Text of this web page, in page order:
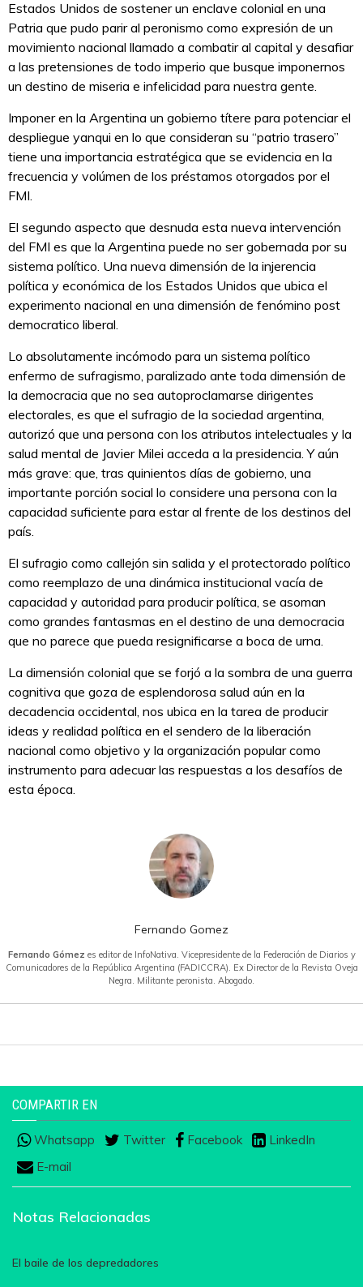
Estados Unidos de sostener un enclave colonial en una
Patria que pudo parir al peronismo como expresión de un
movimiento nacional llamado a combatir al capital y desafiar
a las pretensiones de todo imperio que busque imponernos
un destino de miseria e infelicidad para nuestra gente.
Imponer en la Argentina un gobierno títere para potenciar el
despliegue yanqui en lo que consideran su “patrio trasero”
tiene una importancia estratégica que se evidencia en la
frecuencia y volúmen de los préstamos otorgados por el
FMI.
El segundo aspecto que desnuda esta nueva intervención
del FMI es que la Argentina puede no ser gobernada por su
sistema político. Una nueva dimensión de la injerencia
política y económica de los Estados Unidos que ubica el
experimento nacional en una dimensión de fenómino post
democratico liberal.
Lo absolutamente incómodo para un sistema político
enfermo de sufragismo, paralizado ante toda dimensión de
la democracia que no sea autoproclamarse dirigentes
electorales, es que el sufragio de la sociedad argentina,
autorizó que una persona con los atributos intelectuales y la
salud mental de Javier Milei acceda a la presidencia. Y aún
más grave: que, tras quinientos días de gobierno, una
importante porción social lo considere una persona con la
capacidad suficiente para estar al frente de los destinos del
país.
El sufragio como callejón sin salida y el protectorado político
como reemplazo de una dinámica institucional vacía de
capacidad y autoridad para producir política, se asoman
como grandes fantasmas en el destino de una democracia
que no parece que pueda resignificarse a boca de urna.
La dimensión colonial que se forjó a la sombra de una guerra
cognitiva que goza de esplendorosa salud aún en la
decadencia occidental, nos ubica en la tarea de producir
ideas y realidad política en el sendero de la liberación
nacional como objetivo y la organización popular como
instrumento para adecuar las respuestas a los desafíos de
esta época.
Fernando Gomez
Fernando Gómez es editor de InfoNativa. Vicepresidente de la Federación de Diarios y
Comunicadores de la República Argentina (FADICCRA). Ex Director de la Revista Oveja
Negra. Militante peronista. Abogado.
COMPARTIR EN
Whatsapp Twitter Facebook
LinkedIn
E-mail
Notas Relacionadas
El baile de los depredadores